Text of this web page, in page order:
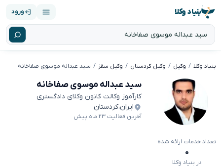
بنیاد وکلا ورود
بنیاد وکلا وکیل وکیل کردستان وکیل سقز سید عبداله موسوی صفاخانه
سید عبداله موسوی صفاخانه
کارآموز وکالت کانون وکلای دادگستری
ایران،کردستان
آخرین فعالیت ۲۳ ماه پیش
تعداد خدمات ارائه شده
۰
در بنیاد وکلا